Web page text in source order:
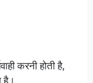
करनी होती है,